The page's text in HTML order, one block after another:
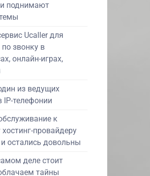
поднимают
Ucaller для
звонку в
онлайн-играх,
из ведущих
IP-телефонии
к
провайдеру
остались довольны
деле стоит
тайны